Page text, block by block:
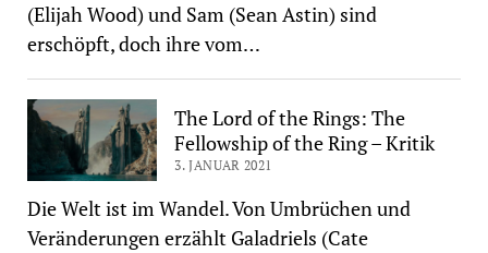
(Elijah Wood) und Sam (Sean Astin) sind
erschöpft, doch ihre vom…
The Lord of the Rings: The
Fellowship of the Ring – Kritik
3. JANUAR 2021
Die Welt ist im Wandel. Von Umbrüchen und
Veränderungen erzählt Galadriels (Cate